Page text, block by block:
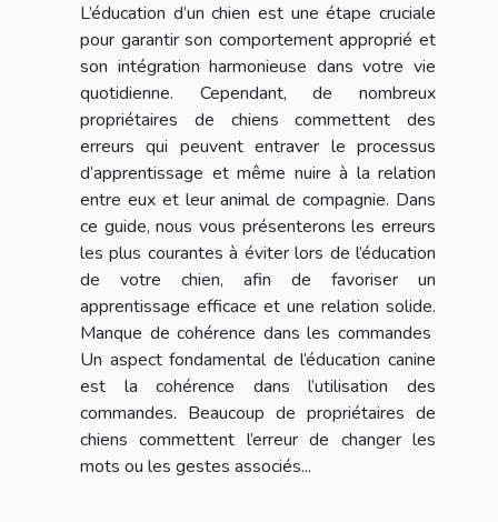
L’éducation d’un chien est une étape cruciale
pour garantir son comportement approprié et
son intégration harmonieuse dans votre vie
quotidienne. Cependant, de nombreux
propriétaires de chiens commettent des
erreurs qui peuvent entraver le processus
d’apprentissage et même nuire à la relation
entre eux et leur animal de compagnie. Dans
ce guide, nous vous présenterons les erreurs
les plus courantes à éviter lors de l’éducation
de votre chien, afin de favoriser un
apprentissage efficace et une relation solide.
Manque de cohérence dans les commandes
Un aspect fondamental de l’éducation canine
est la cohérence dans l’utilisation des
commandes. Beaucoup de propriétaires de
chiens commettent l’erreur de changer les
mots ou les gestes associés...